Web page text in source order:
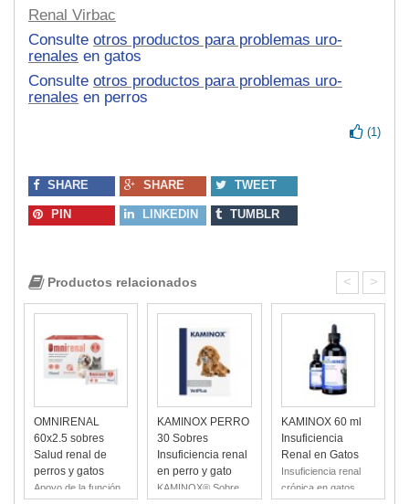
Renal Virbac
Consulte otros productos para problemas uro-
renales en gatos
Consulte otros productos para problemas uro-
renales en perros
(1)
SHARE SHARE TWEET
PIN LINKEDIN TUMBLR
Productos relacionados
OMNIRENAL
60x2.5 sobres
Salud renal de
perros y gatos
Apoyo de la función
KAMINOX PERRO
30 Sobres
Insuficiencia renal
en perro y gato
KAMINOX® Sobre
KAMINOX 60 ml
Insuficiencia
Renal en Gatos
Insuficiencia renal
crónica en gatos
< >